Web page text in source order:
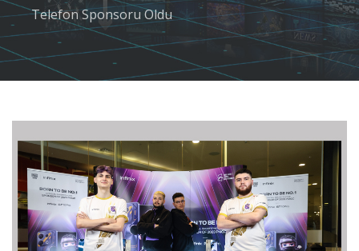
Telefon Sponsoru Oldu